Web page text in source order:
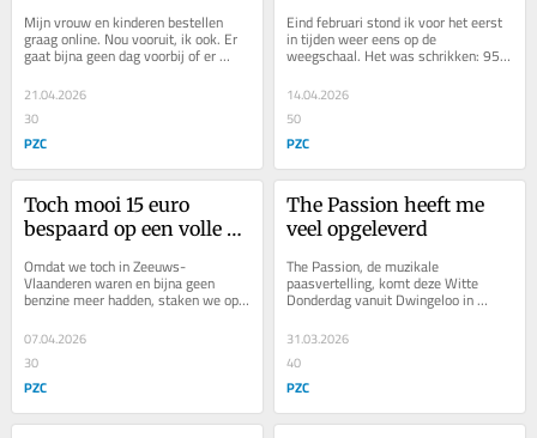
Mijn vrouw en kinderen bestellen
graag online. Nou vooruit, ik ook. Er
gaat bijna geen dag voorbij of er
staat een pakketbezorger van DHL,
PostNL, DPD...
21.04.2026
30
PZC
Eind februari stond ik voor het eerst
in tijden weer eens op de
weegschaal. Het was schrikken: 95
kilogram en een BMI van 30. Ik viel
in de categorie...
14.04.2026
50
PZC
Toch mooi 15 euro
bespaard op een volle
Omdat we toch in Zeeuws-
Vlaanderen waren en bijna geen
benzine meer hadden, staken we op
Tweede Paasdag snel even de grens
over. Vanuit Hoek was het...
07.04.2026
30
PZC
The Passion heeft me
veel opgeleverd
The Passion, de muzikale
paasvertelling, komt deze Witte
Donderdag vanuit Dwingeloo in
Drenthe. Een jaar geleden vormde
Terneuzen het decor. Veel...
31.03.2026
40
PZC